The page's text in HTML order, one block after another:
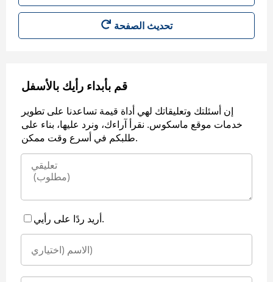
تحديث الصفحة
قم بأبداء رأيك بالأسفل
إن أسئلتك وتعليقاتك لهي أداة قيمة تساعدنا على تطوير
خدمات موقع ماسكوس. نقرأ آراءك، ونرد عليها، بناء على
طلبكم في أسرع وقت ممكن.
أريد ردًا على رأيي.